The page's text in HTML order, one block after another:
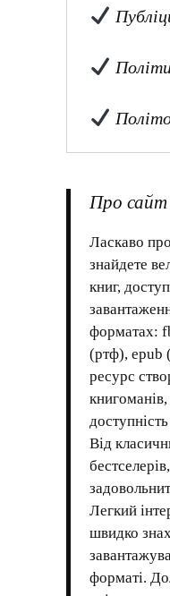
Про сайт
Ласкаво
знайдете
книг,
форматах:
(ртф), epub
ресурс
книгоманів,
Від
Легкий
швидко
форматі.